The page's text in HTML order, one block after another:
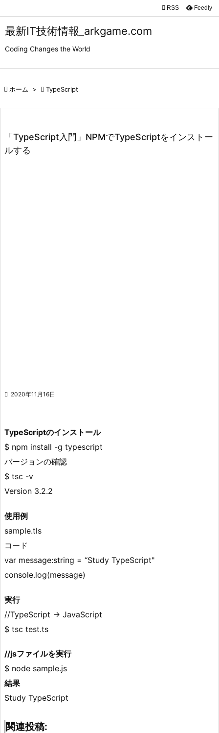
最新IT技術情報_arkgame.com
Coding Changes the World


検索
 RSS Feedly
 ホーム >  TypeScript
「TypeScript入門」NPMでTypeScriptをインストー
ルする
 2020年11月16日
TypeScriptのインストール
$ npm install -g typescript
バージョンの確認
$ tsc -v
Version 3.2.2
使用例
sample.tls
コード
var message:string = “Study TypeScript"
console.log(message)
実行
//TypeScript -> JavaScript
$ tsc test.ts
//jsファイルを実行
$ node sample.js
結果
Study TypeScript
関連投稿: